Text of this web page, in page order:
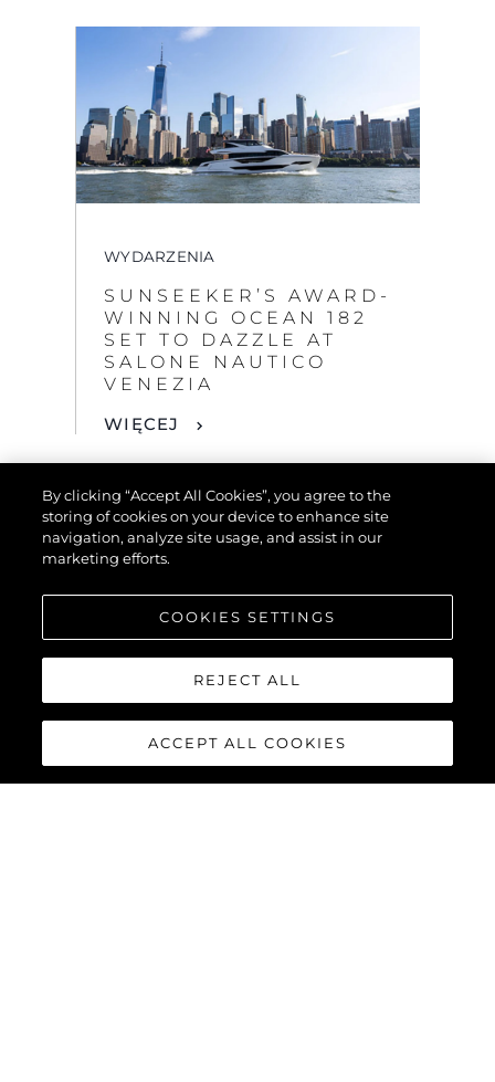
WYDARZENIA
SUNSEEKER’S AWARD-
WINNING OCEAN 182
SET TO DAZZLE AT
SALONE NAUTICO
VENEZIA
WIĘCEJ
WYDARZENIA
SUNSEEKER EXHIBIT
By clicking “Accept All Cookies”, you agree to the
storing of cookies on your device to enhance site
navigation, analyze site usage, and assist in our
marketing efforts.
COOKIES SETTINGS
REJECT ALL
ACCEPT ALL COOKIES